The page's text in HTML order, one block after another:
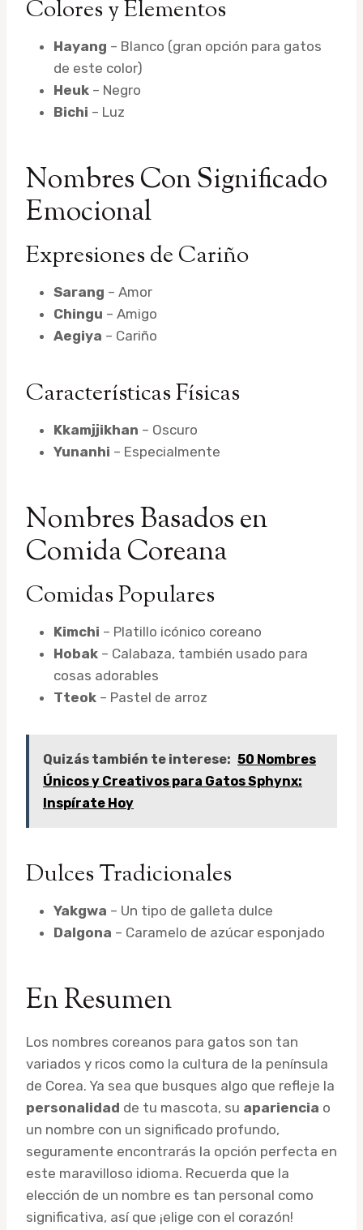
Colores y Elementos
Hayang – Blanco (gran opción para gatos
de este color)
Heuk – Negro
Bichi – Luz
Nombres Con Significado
Emocional
Expresiones de Cariño
Sarang – Amor
Chingu – Amigo
Aegiya – Cariño
Características Físicas
Kkamjjikhan – Oscuro
Yunanhi – Especialmente
Nombres Basados en
Comida Coreana
Comidas Populares
Kimchi – Platillo icónico coreano
Hobak – Calabaza, también usado para
cosas adorables
Tteok – Pastel de arroz
Quizás también te interese: 50 Nombres
Únicos y Creativos para Gatos Sphynx:
Inspírate Hoy
Dulces Tradicionales
Yakgwa – Un tipo de galleta dulce
Dalgona – Caramelo de azúcar esponjado
En Resumen
Los nombres coreanos para gatos son tan
variados y ricos como la cultura de la península
de Corea. Ya sea que busques algo que refleje la
personalidad de tu mascota, su apariencia o
un nombre con un significado profundo,
seguramente encontrarás la opción perfecta en
este maravilloso idioma. Recuerda que la
elección de un nombre es tan personal como
significativa, así que ¡elige con el corazón!